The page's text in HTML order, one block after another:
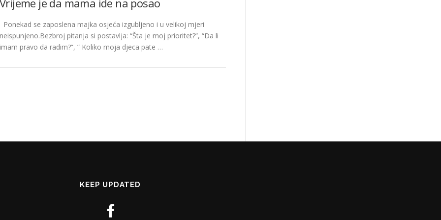
Vrijeme je da mama ide na posao
Ponekad se zaposlena majka osjeća izgubljeno i u velikoj mjeri
neispunjeno.Bezbroj pitanja si postavlja: “Šta je moj prioritet?”, “Da li
imam pravo da radim?”, ” Koliko moja djeca pate …
KEEP UPDATED